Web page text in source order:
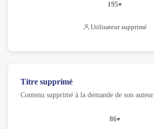
195
Utilisateur supprimé
Titre supprimé
Contenu supprimé à la demande de son auteur
86